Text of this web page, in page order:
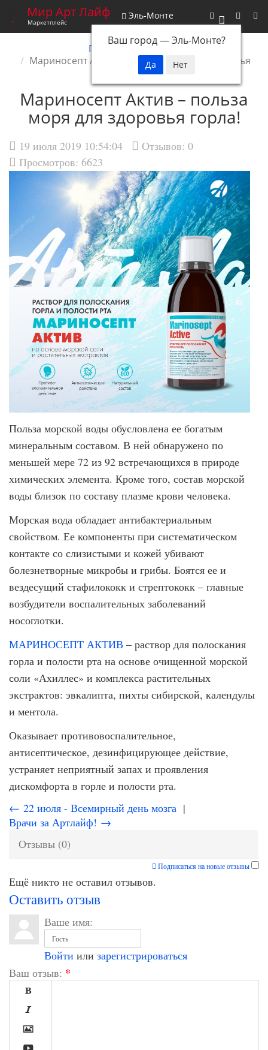
0
Мир Арт Лайф
Маркетплейс
Эль-Монте
Ваш город —Эль-Монте?
Главная
Новости
Мариносепт Актив – польза моря для здоровья
горла!
Мариносепт Актив – польза
моря для здоровья горла!
19 июля 2019 10:54:04 Отзывов: 0
Просмотров: 6623
Польза морской воды обусловлена ее богатым
минеральным составом. В ней обнаружено по
меньшей мере 72 из 92 встречающихся в природе
химических элемента. Кроме того, состав морской
воды близок по составу плазме крови человека.
Морская вода обладает антибактериальным
свойством. Ее компоненты при систематическом
контакте со слизистыми и кожей убивают
болезнетворные микробы и грибы. Боятся ее и
вездесущий стафилококк и стрептококк – главные
возбудители воспалительных заболеваний
носоглотки.
МАРИНОСЕПТ АКТИВ – раствор для полоскания
горла и полости рта на основе очищенной морской
соли «Ахиллес» и комплекса растительных
экстрактов: эвкалипта, пихты сибирской, календулы
и ментола.
Оказывает противовоспалительное,
антисептическое, дезинфицирующее действие,
устраняет неприятный запах и проявления
дискомфорта в горле и полости рта.
← 22 июля - Всемирный день мозга |
Врачи за Артлайф! →
Отзывы (0)
Подписаться на новые отзывы
Ещё никто не оставил отзывов.
Оставить отзыв
Ваше имя:
Войти или зарегистрироваться
Ваш отзыв: *


